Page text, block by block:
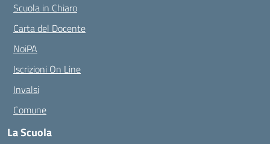
Scuola in Chiaro
Carta del Docente
NoiPA
Iscrizioni On Line
Invalsi
Comune
La Scuola